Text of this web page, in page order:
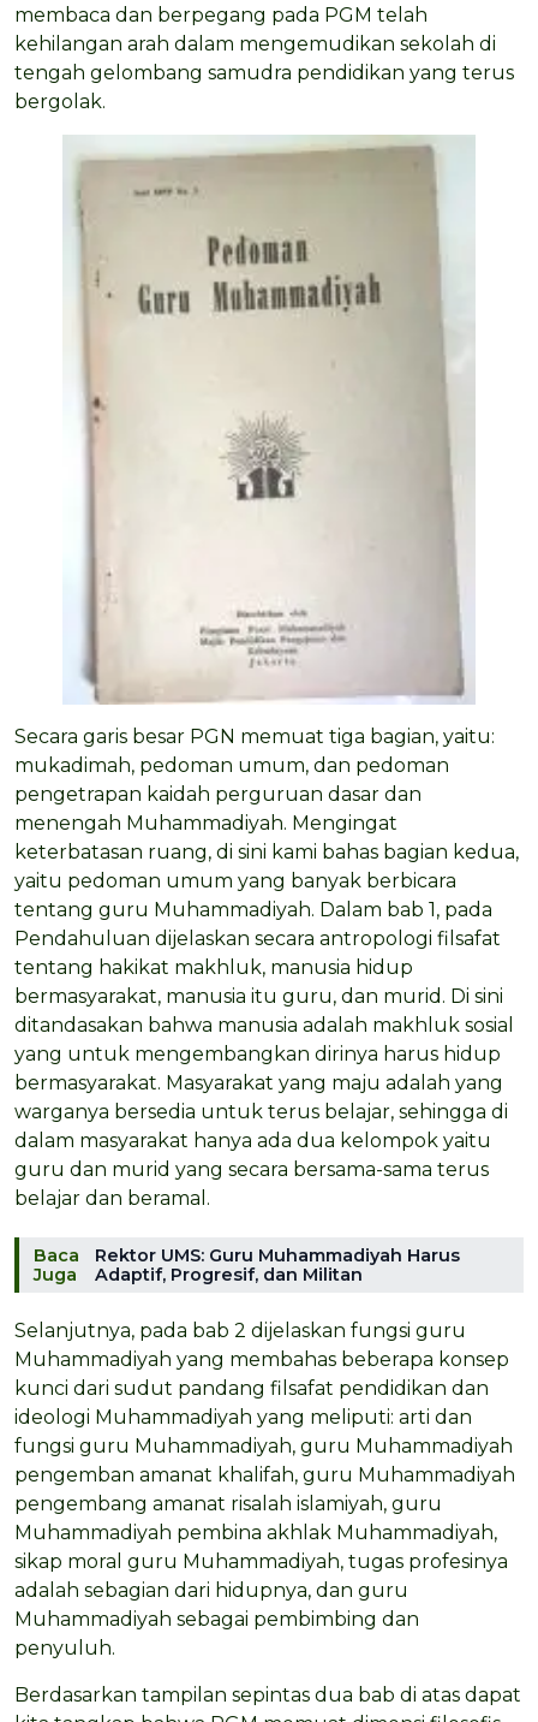
membaca dan berpegang pada PGM telah
kehilangan arah dalam mengemudikan sekolah di
tengah gelombang samudra pendidikan yang terus
bergolak.
Secara garis besar PGN memuat tiga bagian, yaitu:
mukadimah, pedoman umum, dan pedoman
pengetrapan kaidah perguruan dasar dan
menengah Muhammadiyah. Mengingat
keterbatasan ruang, di sini kami bahas bagian kedua,
yaitu pedoman umum yang banyak berbicara
tentang guru Muhammadiyah. Dalam bab 1, pada
Pendahuluan dijelaskan secara antropologi filsafat
tentang hakikat makhluk, manusia hidup
bermasyarakat, manusia itu guru, dan murid. Di sini
ditandasakan bahwa manusia adalah makhluk sosial
yang untuk mengembangkan dirinya harus hidup
bermasyarakat. Masyarakat yang maju adalah yang
warganya bersedia untuk terus belajar, sehingga di
dalam masyarakat hanya ada dua kelompok yaitu
guru dan murid yang secara bersama-sama terus
belajar dan beramal.
Baca
Juga
Rektor UMS: Guru Muhammadiyah Harus
Adaptif, Progresif, dan Militan
Selanjutnya, pada bab 2 dijelaskan fungsi guru
Muhammadiyah yang membahas beberapa konsep
kunci dari sudut pandang filsafat pendidikan dan
ideologi Muhammadiyah yang meliputi: arti dan
fungsi guru Muhammadiyah, guru Muhammadiyah
pengemban amanat khalifah, guru Muhammadiyah
pengembang amanat risalah islamiyah, guru
Muhammadiyah pembina akhlak Muhammadiyah,
sikap moral guru Muhammadiyah, tugas profesinya
adalah sebagian dari hidupnya, dan guru
Muhammadiyah sebagai pembimbing dan
penyuluh.
Berdasarkan tampilan sepintas dua bab di atas dapat